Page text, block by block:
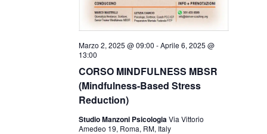
CORSO MINDFULNESS MBSR
(Mindfulness-Based Stress
Reduction)
Marzo 2, 2025 @ 09:00 -Aprile 6, 2025 @
13:00
Studio Manzoni PsicologiaVia Vittorio
Amedeo 19, Roma, RM, Italy